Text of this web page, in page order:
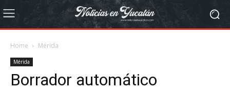
Home Mérida
Mérida
Borrador automático